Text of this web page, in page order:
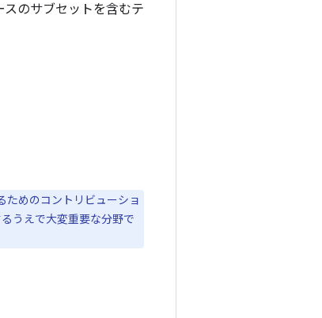
のサブセットを含むテ
ためのコントリビューショ
うえで大変重要な分野で